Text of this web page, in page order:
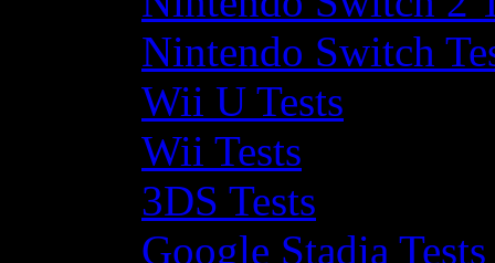
Nintendo Switch
Wii U Tests
Wii Tests
3DS Tests
Google Stadia Tests